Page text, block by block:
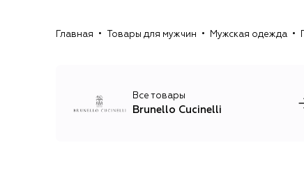
Главная Товары для мужчин Мужская одежда
Все товары
Brunello Cucinelli